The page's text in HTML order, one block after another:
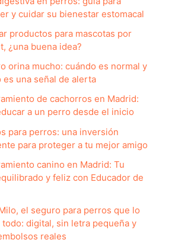
y cuidar su bienestar estomacal
productos para mascotas por
¿una buena idea?
orina mucho: cuándo es normal y
es una señal de alerta
de cachorros en Madrid:
a un perro desde el inicio
para perros: una inversión
para proteger a tu mejor amigo
canino en Madrid: Tu
y feliz con Educador de
el seguro para perros que lo
todo: digital, sin letra pequeña y
reales